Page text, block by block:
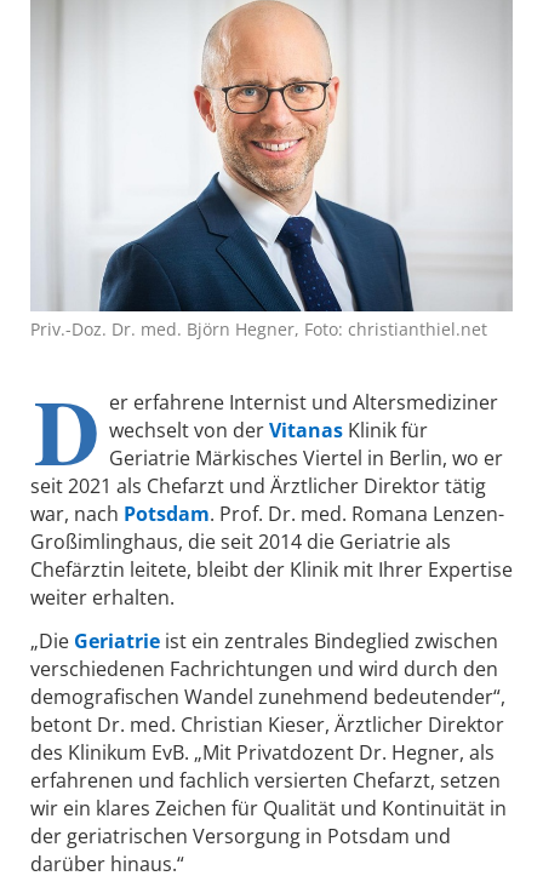
Priv.-Doz. Dr. med. Björn Hegner, Foto: christianthiel.net
D er erfahrene Internist und Altersmediziner
wechselt von derVitanas Klinik für
Geriatrie Märkisches Viertel in Berlin, wo er
seit 2021 als Chefarzt und Ärztlicher Direktor tätig
war, nach Potsdam. Prof. Dr. med. Romana Lenzen-
Großimlinghaus, die seit 2014 die Geriatrie als
Chefärztin leitete, bleibt der Klinik mit Ihrer Expertise
weiter erhalten.
„Die Geriatrie ist ein zentrales Bindeglied zwischen
verschiedenen Fachrichtungen und wird durch den
demografischen Wandel zunehmend bedeutender“,
betont Dr. med. Christian Kieser, Ärztlicher Direktor
des Klinikum EvB. „Mit Privatdozent Dr. Hegner, als
erfahrenen und fachlich versierten Chefarzt, setzen
wir ein klares Zeichen für Qualität und Kontinuität in
der geriatrischen Versorgung in Potsdam und
darüber hinaus.“